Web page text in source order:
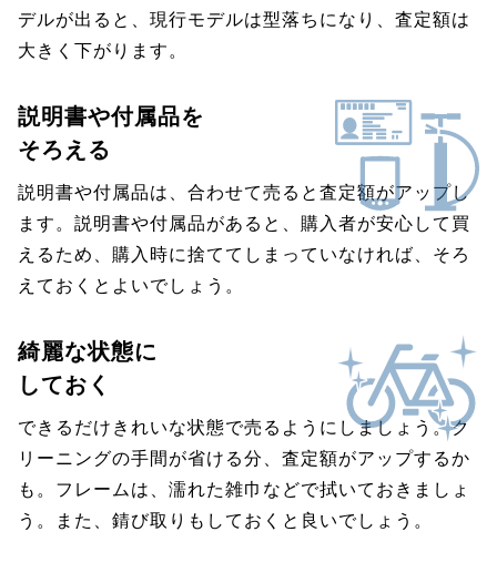
デルが出ると、現行モデルは型落ちになり、査定額は
大きく下がります。
説明書や付属品を
そろえる
説明書や付属品は、合わせて売ると査定額がアップし
ます。説明書や付属品があると、購入者が安心して買
えるため、購入時に捨ててしまっていなければ、そろ
えておくとよいでしょう。
綺麗な状態に
しておく
できるだけきれいな状態で売るようにしましょう。ク
リーニングの手間が省ける分、査定額がアップするか
も。フレームは、濡れた雑巾などで拭いておきましょ
う。また、錆び取りもしておくと良いでしょう。